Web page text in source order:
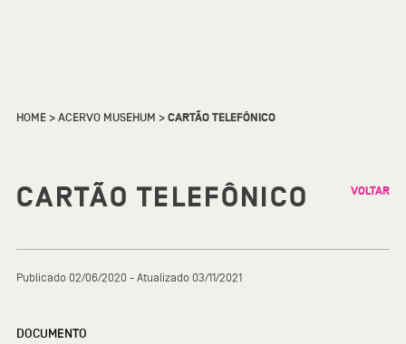
HOME>ACERVO MUSEHUM >CARTÃO TELEFÔNICO
CARTÃO TELEFÔNICO VOLTAR
Publicado 02/06/2020 - Atualizado 03/11/2021
DOCUMENTO